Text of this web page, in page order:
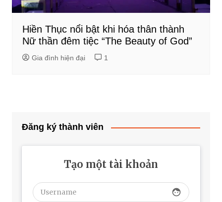
Hiền Thục nổi bật khi hóa thân thành
Nữ thần đêm tiệc “The Beauty of God”
Gia đình hiện đại 1
Đăng ký thành viên
Tạo một tài khoản
face